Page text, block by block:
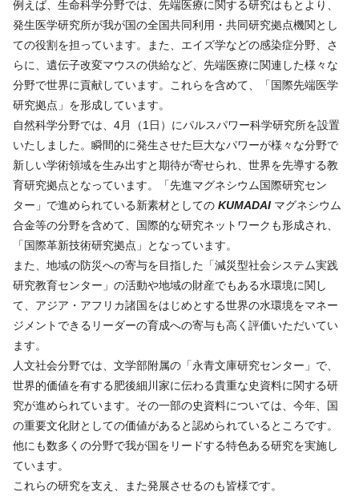
例えば、生命科学分野では、先端医療に関する研究はもとより、
発生医学研究所が我が国の全国共同利用・共同研究拠点機関とし
ての役割を担っています。また、エイズ学などの感染症分野、さ
らに、遺伝子改変マウスの供給など、先端医療に関連した様々な
分野で世界に貢献しています。これらを含めて、「国際先端医学
研究拠点」を形成しています。
自然科学分野では、4月（1日）にパルスパワー科学研究所を設置
いたしました。瞬間的に発生させた巨大なパワーが様々な分野で
新しい学術領域を生み出すと期待が寄せられ、世界を先導する教
育研究拠点となっています。「先進マグネシウム国際研究セン
ター」で進められている新素材としての KUMADAI マグネシウム
合金等の分野を含めて、国際的な研究ネットワークも形成され、
「国際革新技術研究拠点」となっています。
また、地域の防災への寄与を目指した「減災型社会システム実践
研究教育センター」の活動や地域の財産でもある水環境に関し
て、アジア・アフリカ諸国をはじめとする世界の水環境をマネー
ジメントできるリーダーの育成への寄与も高く評価いただいてい
ます。
人文社会分野では、文学部附属の「永青文庫研究センター」で、
世界的価値を有する肥後細川家に伝わる貴重な史資料に関する研
究が進められています。その一部の史資料については、今年、国
の重要文化財としての価値があると認められているところです。
他にも数多くの分野で我が国をリードする特色ある研究を実施し
ています。
これらの研究を支え、また発展させるのも皆様です。